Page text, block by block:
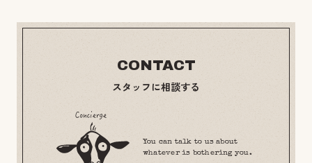
CONTACT
スタッフに相談する
You can talk to us about
whatever is bothering you.